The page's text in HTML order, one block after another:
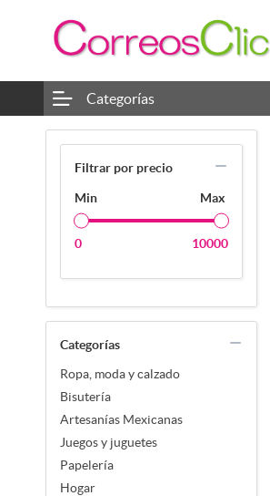
Categorías
Filtrar por precio
Min Max
0 10000
Categorías
Ropa, moda y calzado
Bisutería
Artesanías Mexicanas
Juegos y juguetes
Papelería
Hogar